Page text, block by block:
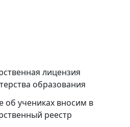
лицензия
образования
об учениках вносим в
реестр